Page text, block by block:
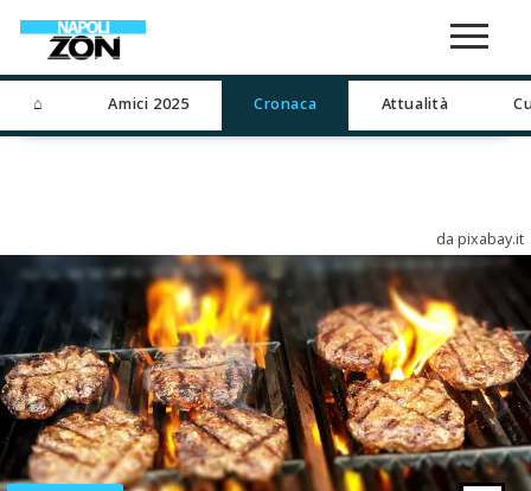
⌂ Amici 2025 Cronaca Attualità
da pixabay.it